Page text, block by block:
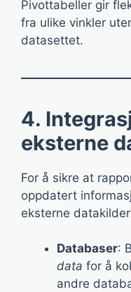
Pivottabeller gir
fra ulike vinkler
datasettet.
4.
eksterne
For å sikre at
oppdatert
eksterne
Databaser:
data for å
andre